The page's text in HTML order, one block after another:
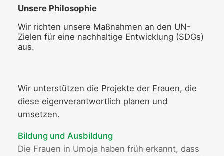
Unsere Philosophie
Wir richten unsere Maßnahmen an den UN-
Zielen für eine nachhaltige Entwicklung (SDGs)
aus.
Wir unterstützen die Projekte der Frauen, die
diese eigenverantwortlich planen und
umsetzen.
Bildung und Ausbildung
Die Frauen in Umoja haben früh erkannt, dass